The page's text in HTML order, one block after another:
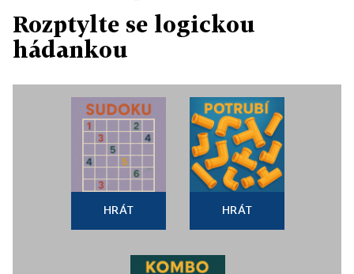
Rozptylte se logickou
hádankou
HRÁT HRÁT